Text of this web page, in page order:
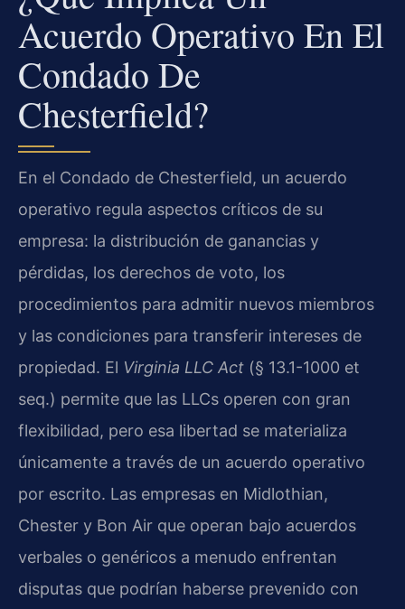
Acuerdo Operativo En El
Condado De
Chesterfield?
En el Condado de Chesterfield, un acuerdo
operativo regula aspectos críticos de su
empresa: la distribución de ganancias y
pérdidas, los derechos de voto, los
procedimientos para admitir nuevos miembros
y las condiciones para transferir intereses de
propiedad. El Virginia LLC Act (§ 13.1-1000 et
seq.) permite que las LLCs operen con gran
flexibilidad, pero esa libertad se materializa
únicamente a través de un acuerdo operativo
por escrito. Las empresas en Midlothian,
Chester y Bon Air que operan bajo acuerdos
verbales o genéricos a menudo enfrentan
disputas que podrían haberse prevenido con